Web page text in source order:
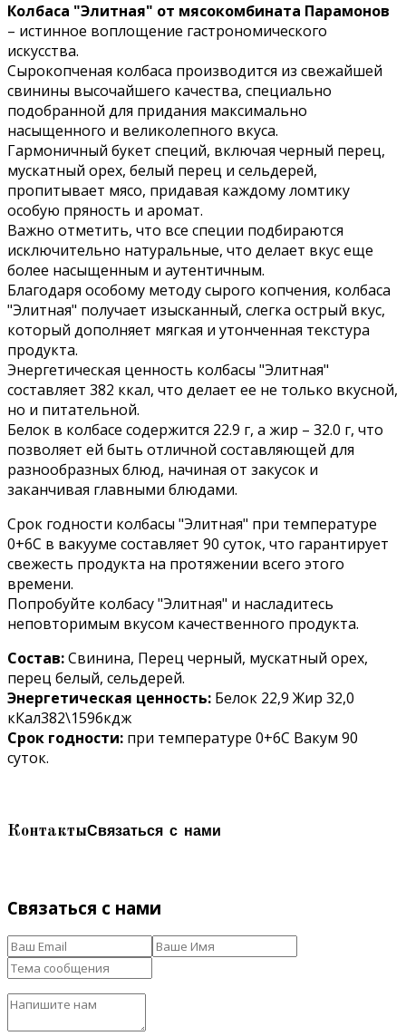
Колбаса "Элитная" от мясокомбината Парамонов
– истинное воплощение гастрономического
искусства.
Сырокопченая колбаса производится из свежайшей
свинины высочайшего качества, специально
подобранной для придания максимально
насыщенного и великолепного вкуса.
Гармоничный букет специй, включая черный перец,
мускатный орех, белый перец и сельдерей,
пропитывает мясо, придавая каждому ломтику
особую пряность и аромат.
Важно отметить, что все специи подбираются
исключительно натуральные, что делает вкус еще
более насыщенным и аутентичным.
Благодаря особому методу сырого копчения, колбаса
"Элитная" получает изысканный, слегка острый вкус,
который дополняет мягкая и утонченная текстура
продукта.
Энергетическая ценность колбасы "Элитная"
составляет 382 ккал, что делает ее не только вкусной,
но и питательной.
Белок в колбасе содержится 22.9 г, а жир – 32.0 г, что
позволяет ей быть отличной составляющей для
разнообразных блюд, начиная от закусок и
заканчивая главными блюдами.
Срок годности колбасы "Элитная" при температуре
0+6C в вакууме составляет 90 суток, что гарантирует
свежесть продукта на протяжении всего этого
времени.
Попробуйте колбасу "Элитная" и насладитесь
неповторимым вкусом качественного продукта.
Состав:Свинина, Перец черный, мускатный орех,
перец белый, сельдерей.
Энергетическая ценность: Белок 22,9 Жир 32,0
кКал382\1596кдж
Срок годности: при температуре 0+6С Вакум 90
суток.
КонтактыСвязаться с нами
Связаться с нами